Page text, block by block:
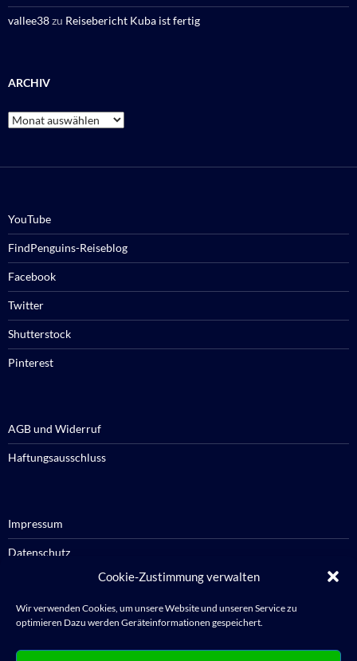
Cookie-Zustimmung verwalten
Wir verwenden Cookies, um unsere Website und unseren Service zu
optimieren Dazu werden Geräteinformationen gespeichert.
vallee38zu Reisebericht Kuba ist fertig
ARCHIV
Archiv
YouTube
FindPenguins-Reiseblog
Facebook
Twitter
Shutterstock
Pinterest
AGB und Widerruf
Haftungsausschluss
Impressum
Datenschutz
Cookie-Richtlinie / Cookie policy
Anmelden